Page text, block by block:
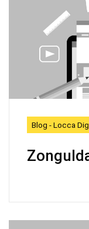
Blog - Locca